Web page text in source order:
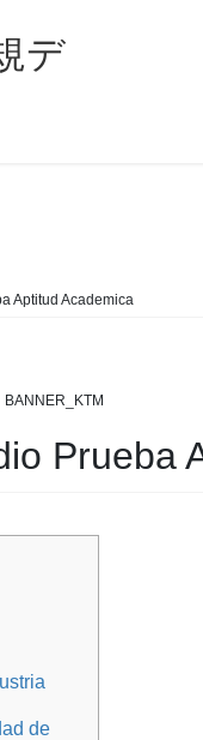
Aptitud Academica
BANNER_KTM
Prueba
de